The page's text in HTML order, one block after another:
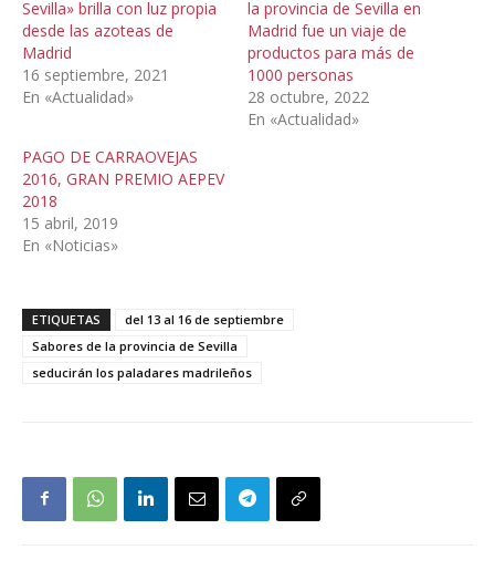
Sevilla» brilla con luz propia
desde las azoteas de
Madrid
16 septiembre, 2021
En «Actualidad»
la provincia de Sevilla en
Madrid fue un viaje de
productos para más de
1000 personas
28 octubre, 2022
En «Actualidad»
PAGO DE CARRAOVEJAS
2016, GRAN PREMIO AEPEV
2018
15 abril, 2019
En «Noticias»
ETIQUETAS
del 13 al 16 de septiembre
Sabores de la provincia de Sevilla
seducirán los paladares madrileños